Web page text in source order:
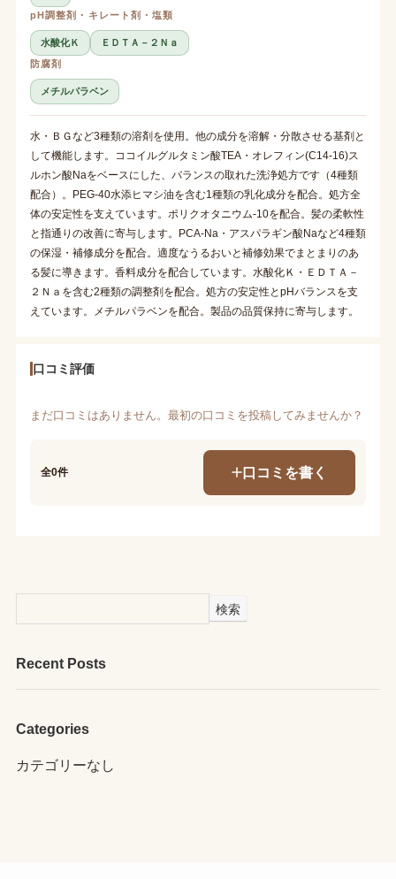
pH調整剤・キレート剤・塩類
水酸化Ｋ
ＥＤＴＡ－２Ｎａ
防腐剤
メチルパラベン
水・ＢＧなど3種類の溶剤を使用。他の成分を溶解・分散させる基剤と
して機能します。ココイルグルタミン酸TEA・オレフィン(C14-16)ス
ルホン酸Naをベースにした、バランスの取れた洗浄処方です（4種類
配合）。PEG-40水添ヒマシ油を含む1種類の乳化成分を配合。処方全
体の安定性を支えています。ポリクオタニウム-10を配合。髪の柔軟性
と指通りの改善に寄与します。PCA-Na・アスパラギン酸Naなど4種類
の保湿・補修成分を配合。適度なうるおいと補修効果でまとまりのあ
る髪に導きます。香料成分を配合しています。水酸化Ｋ・ＥＤＴＡ－
２Ｎａを含む2種類の調整剤を配合。処方の安定性とpHバランスを支
えています。メチルパラベンを配合。製品の品質保持に寄与します。
口コミ評価
まだ口コミはありません。最初の口コミを投稿してみませんか？
全0件 口コミを書く
検索
Recent Posts
Categories
カテゴリーなし